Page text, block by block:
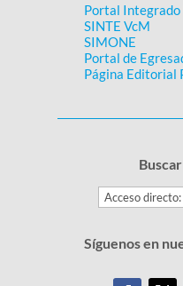
Portal Integrado
SINTE VcM
SIMONE
Portal de
Página Editorial
Síguenos en